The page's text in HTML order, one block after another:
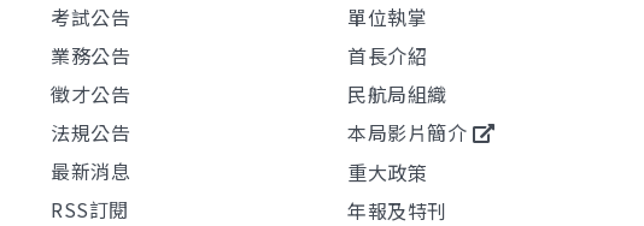
考試公告
業務公告
徵才公告
法規公告
最新消息
RSS訂閱
單位執掌
首長介紹
民航局組織
本局影片簡介
重大政策
年報及特刊